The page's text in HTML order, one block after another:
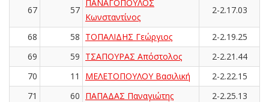
67 57
ΠΑΝΑΓΟΠΟΥΛΟΣ
Κωνσταντίνος
2-2.17.03
68 58 ΤΟΠΑΛΙΔΗΣ Γεώργιος
2-2.19.25
69
59 ΤΣΑΠΟΥΡΑΣ Απόστολος
2-2.21.44
70
11 ΜΕΛΕΤΟΠΟΥΛΟΥ Βασιλική
2-2.22.15
71
60 ΠΑΠΑΔΑΣ Παναγιώτης
2-2.25.13